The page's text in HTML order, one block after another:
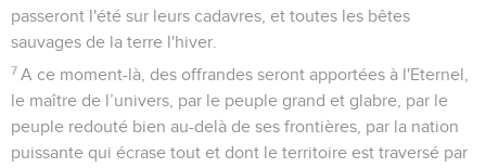
passeront l'été sur leurs cadavres, et toutes les bêtes
sauvages de la terre l'hiver.
7 A ce moment-là, des offrandes seront apportées à l'Eternel,
le maître de l’univers, par le peuple grand et glabre, par le
peuple redouté bien au-delà de ses frontières, par la nation
puissante qui écrase tout et dont le territoire est traversé par